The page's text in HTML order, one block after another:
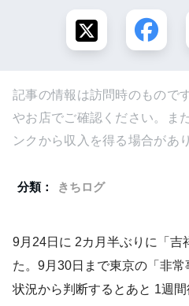
記事の情報は訪問時のもので
やお店でご確認ください。ま
ンクから収入を得る場合があ
分類： きちログ
9月24日に 2カ月半ぶりに「吉
た。9月30日まで東京の「非常
状況から判断するとあと 1週間